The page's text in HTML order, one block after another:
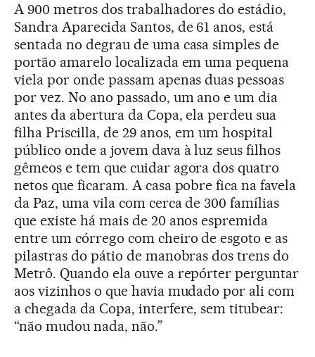
A 900 metros dos trabalhadores do estádio,
Sandra Aparecida Santos, de 61 anos, está
sentada no degrau de uma casa simples de
portão amarelo localizada em uma pequena
viela por onde passam apenas duas pessoas
por vez. No ano passado, um ano e um dia
antes da abertura da Copa, ela perdeu sua
filha Priscilla, de 29 anos, em um hospital
público onde a jovem dava à luz seus filhos
gêmeos e tem que cuidar agora dos quatro
netos que ficaram. A casa pobre fica na favela
da Paz, uma vila com cerca de 300 famílias
que existe há mais de 20 anos espremida
entre um córrego com cheiro de esgoto e as
pilastras do pátio de manobras dos trens do
Metrô. Quando ela ouve a repórter perguntar
aos vizinhos o que havia mudado por ali com
a chegada da Copa, interfere, sem titubear:
“não mudou nada, não.”